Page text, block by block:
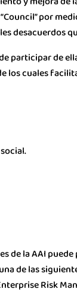
por
desacuerdos
participar de
los cuales
de la AAI
de las
Risk